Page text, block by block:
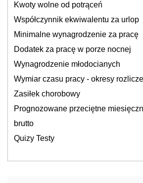
Kwoty wolne od potrąceń
Współczynnik ekwiwalentu za urlop
Minimalne wynagrodzenie za pracę
Dodatek za pracę w porze nocnej
Wynagrodzenie młodocianych
Wymiar czasu pracy - okresy
Zasiłek chorobowy
Prognozowane przeciętne
brutto
Quizy Testy